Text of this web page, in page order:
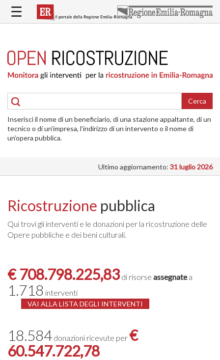
contenuto
RICOSTRUZIONE
PUBBLICA
DELLE
ABITAZIONI
RICOSTRUZIONE
ATTIVITÀ
INTERVENTI
SI
☰
Cerca
Inserisci il nome di un beneficiario, di una stazione appaltante, di un
tecnico o di un’impresa, l’indirizzo di un intervento o il nome di
un’opera pubblica.
Ultimo aggiornamento: 31 luglio 2026
Ricostruzione pubblica
Qui trovi gli interventi e le donazioni per la ricostruzione delle
Opere pubbliche e dei beni culturali.
€ 708.798.225,83di risorse assegnatea
1.718 interventi
VAI ALLA LISTA DEGLI INTERVENTI
18.584 donazioni ricevute per €
60.547.722,78